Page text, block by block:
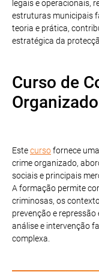
legais e operacionais,
estruturas municipais
teoria e prática,
estratégica da
Curso de
Organizado
Estecursofornece
crime organizado,
sociais e principais
A formação permite
criminosas, os
prevenção e
análise e intervenção
complexa.